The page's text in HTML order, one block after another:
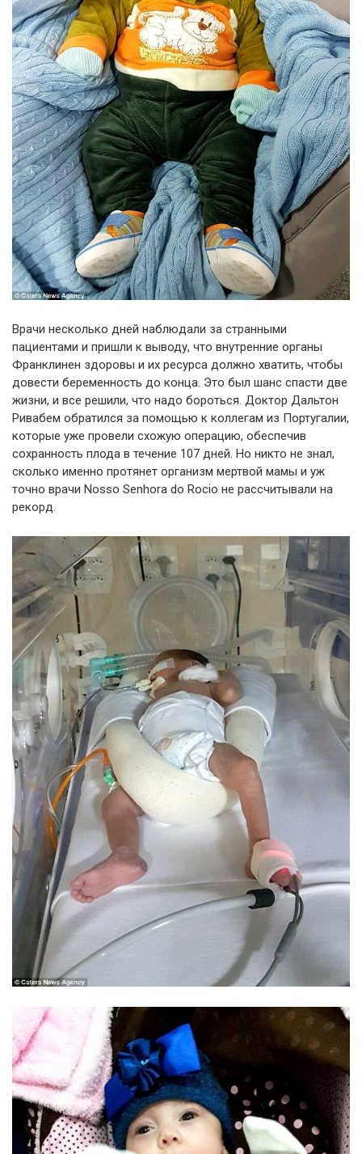
Врачи несколько дней наблюдали за странными
пациентами и пришли к выводу, что внутренние органы
Франклинен здоровы и их ресурса должно хватить, чтобы
довести беременность до конца. Это был шанс спасти две
жизни, и все решили, что надо бороться. Доктор Дальтон
Ривабем обратился за помощью к коллегам из Португалии,
которые уже провели схожую операцию, обеспечив
сохранность плода в течение 107 дней. Но никто не знал,
сколько именно протянет организм мертвой мамы и уж
точно врачи Nosso Senhora do Rocio не рассчитывали на
рекорд.